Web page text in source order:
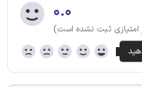
۰.۰
امتیازی ثبت نشده است)